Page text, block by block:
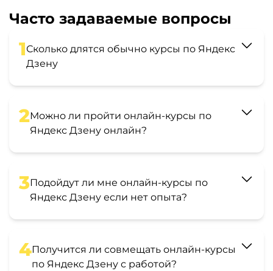
Часто задаваемые вопросы
1Сколько длятся обычно курсы по Яндекс
Дзену
2Можно ли пройти онлайн-курсы по
Яндекс Дзену онлайн?
3Подойдут ли мне онлайн-курсы по
Яндекс Дзену если нет опыта?
4Получится ли совмещать онлайн-курсы
по Яндекс Дзену с работой?